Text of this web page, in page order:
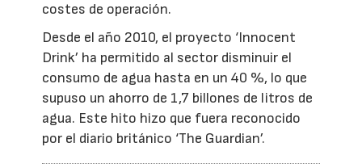
costes de operación.
Desde el año 2010, el proyecto ‘Innocent
Drink’ ha permitido al sector disminuir el
consumo de agua hasta en un 40 %, lo que
supuso un ahorro de 1,7 billones de litros de
agua. Este hito hizo que fuera reconocido
por el diario británico ‘The Guardian’.